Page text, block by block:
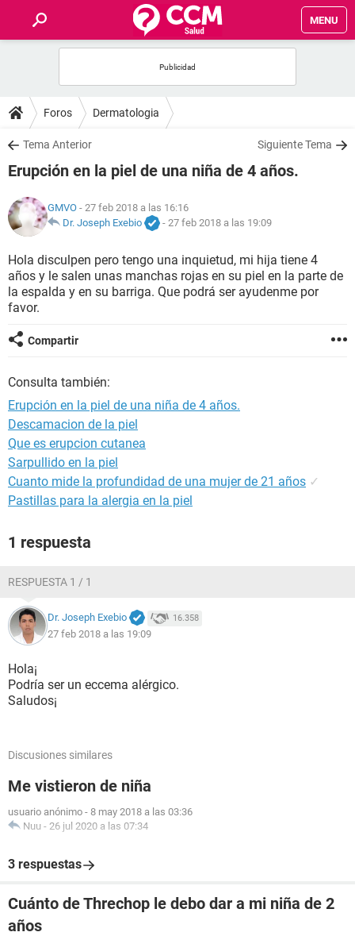
MENU
FOROS
SALUD
FAMILIA
NUTRICIÓN
BIENESTAR
SEXUALIDAD
GLOSARIO
Foros Dermatologia
Tema Anterior Siguiente Tema
Erupción en la piel de una niña de 4 años.
GMVO - 27 feb 2018 a las 16:16
Dr. Joseph Exebio
- 27 feb 2018 a las 19:09
Hola disculpen pero tengo una inquietud, mi hija tiene 4
años y le salen unas manchas rojas en su piel en la parte de
la espalda y en su barriga. Que podrá ser ayudenme por
favor.
Compartir
Consulta también:
Erupción en la piel de una niña de 4 años.
Descamacion de la piel
Que es erupcion cutanea
Sarpullido en la piel
Cuanto mide la profundidad de una mujer de 21 años ✓
Pastillas para la alergia en la piel
1 respuesta
RESPUESTA 1 / 1
Dr. Joseph Exebio 16.358
27 feb 2018 a las 19:09
Hola¡
Podría ser un eccema alérgico.
Saludos¡
Discusiones similares
Me vistieron de niña
usuario anónimo - 8 may 2018 a las 03:36
Nuu - 26 jul 2020 a las 07:34
3 respuestas
Cuánto de Threchop le debo dar a mi niña de 2
años